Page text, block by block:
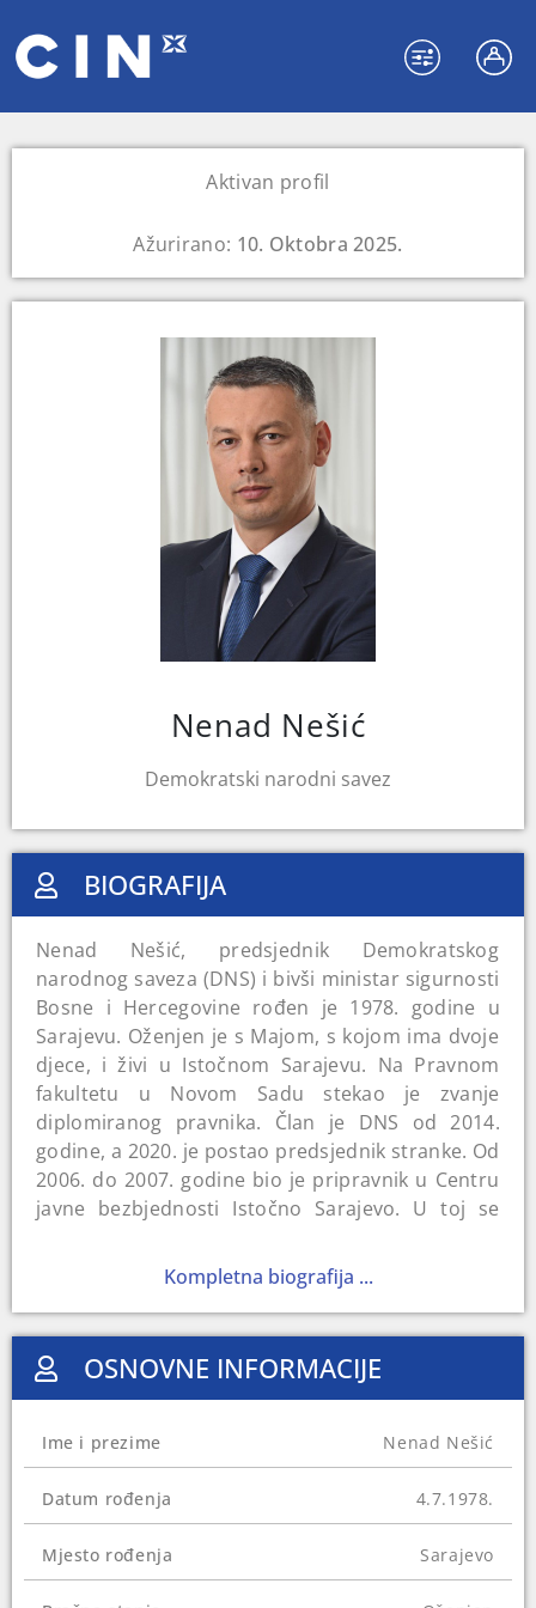
Aktivan profil
Ažurirano: 10. Oktobra 2025.
Nenad Nešić
Demokratski narodni savez
BIOGRAFIJA
Nenad Nešić, predsjednik Demokratskog
narodnog saveza (DNS) i bivši ministar sigurnosti
Bosne i Hercegovine rođen je 1978. godine u
Sarajevu. Oženjen je s Majom, s kojom ima dvoje
djece, i živi u Istočnom Sarajevu. Na Pravnom
fakultetu u Novom Sadu stekao je zvanje
diplomiranog pravnika. Član je DNS od 2014.
godine, a 2020. je postao predsjednik stranke. Od
2006. do 2007. godine bio je pripravnik u Centru
javne bezbjednosti Istočno Sarajevo. U toj se
godine radio je kao inspektor kriminalističke
policije. U periodu od 2016. do 2020. godine
obavljao je funkciju v.d. direktora Javnog
preduzeća „Putevi Republike Srpske“.
Na Općim izborima 2018. godine osvojio je
Hercegovine. U januaru 2023. godine imenovan
podnio ostavku na funkciju nakon što je
teška koruptivna djela dok je bio v.d. dužnosti
Kompletna biografija ...
OSNOVNE INFORMACIJE
Ime i prezime Nenad Nešić
Datum rođenja 4.7.1978.
Mjesto rođenja Sarajevo